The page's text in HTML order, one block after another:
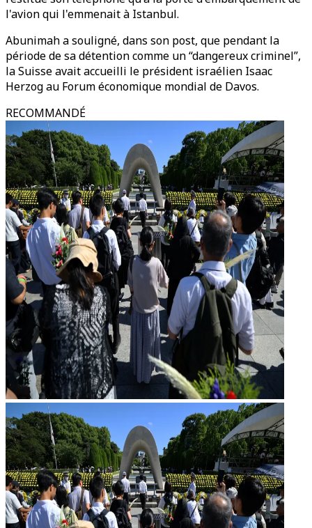
l'avion qui l'emmenait à Istanbul.
Abunimah a souligné, dans son post, que pendant la
période de sa détention comme un “dangereux criminel”,
la Suisse avait accueilli le président israélien Isaac
Herzog au Forum économique mondial de Davos.
RECOMMANDÉ